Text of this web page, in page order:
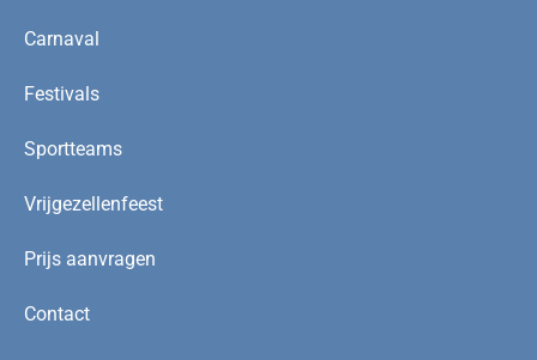
Carnaval
Festivals
Sportteams
Vrijgezellenfeest
Prijs aanvragen
Contact